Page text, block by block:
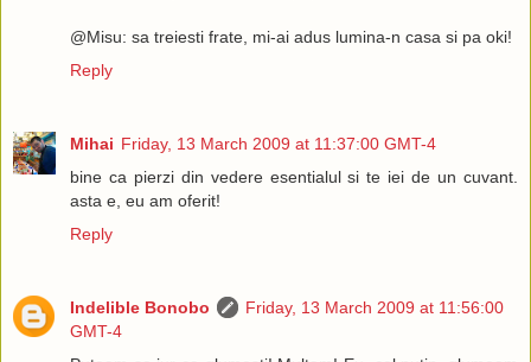
@Misu: sa treiesti frate, mi-ai adus lumina-n casa si pa oki!
Reply
Mihai Friday, 13 March 2009 at 11:37:00 GMT-4
bine ca pierzi din vedere esentialul si te iei de un cuvant.
asta e, eu am oferit!
Reply
Indelible Bonobo
Friday, 13 March 2009 at 11:56:00
GMT-4